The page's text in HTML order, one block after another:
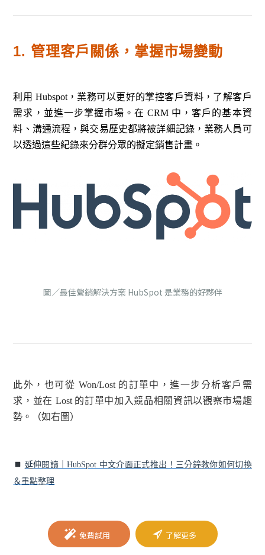
1. 管理客戶關係，掌握市場變動
利用 Hubspot，業務可以更好的掌控客戶資料，了解客戶
需求，並進一步掌握市場。在 CRM 中，客戶的基本資
料、溝通流程，與交易歷史都將被詳細記錄，業務人員可
以透過這些紀錄來分群分眾的擬定銷售計畫。
圖／最佳營銷解決方案 HubSpot 是業務的好夥伴
此外，也可從 Won/Lost 的訂單中，進一步分析客戶需
求，並在 Lost 的訂單中加入競品相關資訊以觀察市場趨
勢。（如右圖）
延伸閱讀｜HubSpot 中文介面正式推出！三分鐘教你如何切換
＆重點整理
免費試用 了解更多